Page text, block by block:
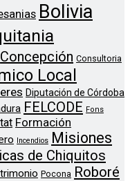
Bolivia
Concepción Consultoria
Local
Diputación de Córdoba
FELCODE Fons
Formación
Incendios
Misiones
de Chiquitos
Pocona Roboré